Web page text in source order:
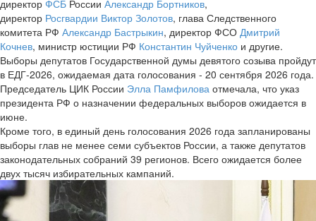
директор ФСБ России Александр Бортников,
директор Росгвардии Виктор Золотов, глава Следственного
комитета РФ Александр Бастрыкин, директор ФСО Дмитрий
Кочнев, министр юстиции РФ Константин Чуйченко и другие.
Выборы депутатов Государственной думы девятого созыва пройдут
в ЕДГ-2026, ожидаемая дата голосования - 20 сентября 2026 года.
Председатель ЦИК России Элла Памфилова отмечала, что указ
президента РФ о назначении федеральных выборов ожидается в
июне.
Кроме того, в единый день голосования 2026 года запланированы
выборы глав не менее семи субъектов России, а также депутатов
законодательных собраний 39 регионов. Всего ожидается более
двух тысяч избирательных кампаний.